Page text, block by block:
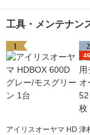
工具・メンテナン
1
アイリスオーヤマ HD
2
津